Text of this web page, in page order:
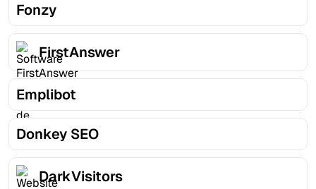
Fonzy
FirstAnswer
Emplibot
Donkey SEO
DarkVisitors